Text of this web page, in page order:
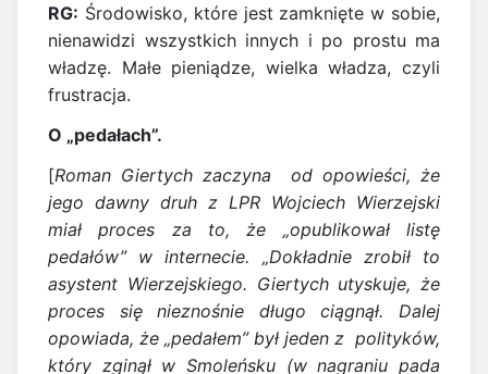
RG: Środowisko, które jest zamknięte w sobie,
nienawidzi wszystkich innych i po prostu ma
władzę. Małe pieniądze, wielka władza, czyli
frustracja.
O „pedałach”.
[Roman Giertych zaczyna od opowieści, że
jego dawny druh z LPR Wojciech Wierzejski
miał proces za to, że „opublikował listę
pedałów” w internecie. „Dokładnie zrobił to
asystent Wierzejskiego. Giertych utyskuje, że
proces się nieznośnie długo ciągnął. Dalej
opowiada, że „pedałem” był jeden z polityków,
który zginął w Smoleńsku (w nagraniu pada